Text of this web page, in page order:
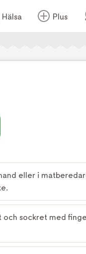
Hälsa Plus
eller i
och sockret med